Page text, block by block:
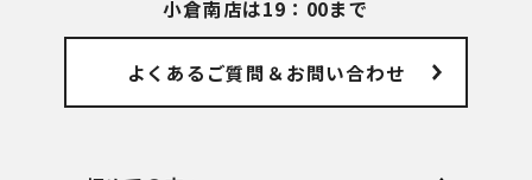
小倉南店は19：00まで
よくあるご質問 ＆お問い合わせ